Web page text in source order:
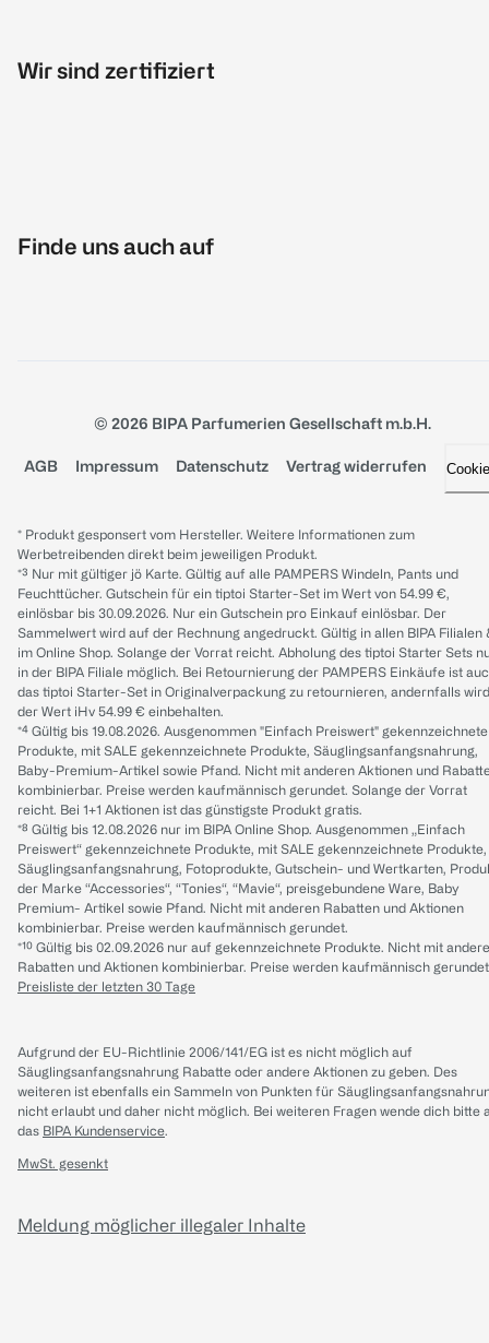
Wir sind zertifiziert
Finde uns auch auf
© 2026 BIPA Parfumerien Gesellschaft m.b.H.
AGB Impressum Datenschutz Vertrag widerrufen
* Produkt gesponsert vom Hersteller. Weitere Informationen zum
Werbetreibenden direkt beim jeweiligen Produkt.
*³ Nur mit gültiger jö Karte. Gültig auf alle PAMPERS Windeln, Pants und
Feuchttücher. Gutschein für ein tiptoi Starter-Set im Wert von 54.99 €,
einlösbar bis 30.09.2026. Nur ein Gutschein pro Einkauf einlösbar. Der
Sammelwert wird auf der Rechnung angedruckt. Gültig in allen BIPA Filialen
im Online Shop. Solange der Vorrat reicht. Abholung des tiptoi Starter Sets
in der BIPA Filiale möglich. Bei Retournierung der PAMPERS Einkäufe ist
das tiptoi Starter-Set in Originalverpackung zu retournieren, andernfalls wird
der Wert iHv 54.99 € einbehalten.
*⁴ Gültig bis 19.08.2026. Ausgenommen "Einfach Preiswert" gekennzeichnete
Produkte, mit SALE gekennzeichnete Produkte, Säuglingsanfangsnahrung,
Baby-Premium-Artikel sowie Pfand. Nicht mit anderen Aktionen und
kombinierbar. Preise werden kaufmännisch gerundet. Solange der Vorrat
reicht. Bei 1+1 Aktionen ist das günstigste Produkt gratis.
*⁸ Gültig bis 12.08.2026 nur im BIPA Online Shop. Ausgenommen „Einfach
Preiswert“ gekennzeichnete Produkte, mit SALE gekennzeichnete Produkte,
Säuglingsanfangsnahrung, Fotoprodukte, Gutschein- und Wertkarten,
der Marke “Accessories“, “Tonies“, “Mavie“, preisgebundene Ware, Baby
Premium- Artikel sowie Pfand. Nicht mit anderen Rabatten und Aktionen
kombinierbar. Preise werden kaufmännisch gerundet.
*¹⁰ Gültig bis 02.09.2026 nur auf gekennzeichnete Produkte. Nicht mit
Rabatten und Aktionen kombinierbar. Preise werden kaufmännisch
Preisliste der letzten 30 Tage
Aufgrund der EU-Richtlinie 2006/141/EG ist es nicht möglich auf
Säuglingsanfangsnahrung Rabatte oder andere Aktionen zu geben. Des
weiteren ist ebenfalls ein Sammeln von Punkten für
nicht erlaubt und daher nicht möglich. Bei weiteren Fragen wende dich bitte
das BIPA Kundenservice.
MwSt. gesenkt
Meldung möglicher illegaler Inhalte